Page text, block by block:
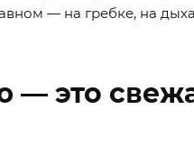
— на гребке, на
— это